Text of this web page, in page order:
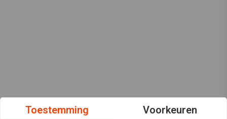
Toestemming Voorkeuren